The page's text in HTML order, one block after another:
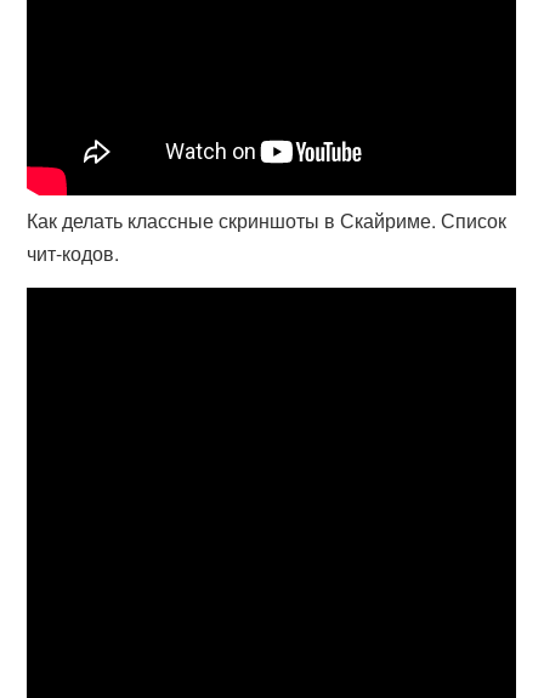
Как делать классные скриншоты в Скайриме. Список
чит-кодов.